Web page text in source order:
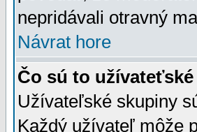
nepridávali otravný
Návrat hore
Čo sú to
Užívateľské skupiny
Každý užívateľ môže